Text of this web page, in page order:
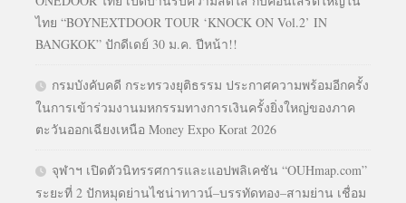
ไทย “BOYNEXTDOOR TOUR ‘KNOCK ON Vol.2’ IN
BANGKOK” ปักดีเดย์ 30 ม.ค. ปีหน้า!!
กรมบังคับคดี กระทรวงยุติธรรม ประกาศความพร้อมอีกครั้ง
ในการเข้าร่วมงานมหกรรมทางการเงินครั้งยิ่งใหญ่ของภาค
ตะวันออกเฉียงเหนือ Money Expo Korat 2026
จุฬาฯ เปิดตัวนิทรรศการและแอปพลิเคชัน “OUHmap.com”
ระยะที่ 2 ปักหมุดย่านไชน่าทาวน์–บรรทัดทอง–สามย่าน เชื่อม